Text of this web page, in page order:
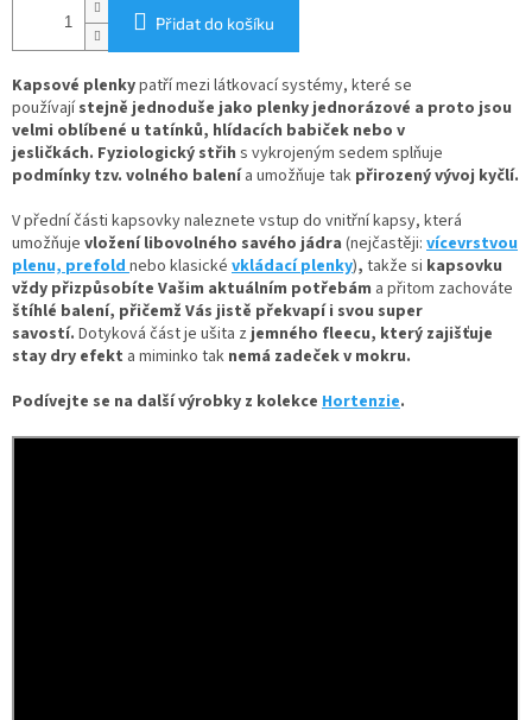
Přidat do košíku
Kapsové plenkypatří mezi látkovací systémy, které se
používajístejně jednoduše jako plenky jednorázové a proto jsou
velmi oblíbené u tatínků, hlídacích babiček nebo v
jesličkách. Fyziologický střih s vykrojeným sedem splňuje
podmínky tzv. volného balenía umožňuje tak přirozený vývoj kyčlí.
Vpřední části kapsovky naleznete vstup do vnitřní kapsy, která
umožňuje vloženílibovolného savého jádra (nejčastěji: vícevrstvou
plenu,prefoldnebo klasické vkládací plenky), takže si kapsovku
vždy přizpůsobíte Vašim aktuálním potřebám a přitom zachováte
štíhlé balení, přičemž Vás jistě překvapí i svou super
savostí. Dotyková část je ušita zjemného fleecu, který zajišťuje
stay dry efekt a miminko tak nemá zadeček v mokru.
Podívejte se na další výrobky z kolekce Hortenzie.